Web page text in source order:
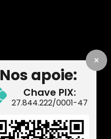
Nos apoie:
Chave PIX:
27.844.222/0001-47